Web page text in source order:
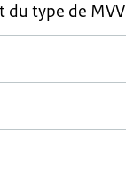
du type de MVV